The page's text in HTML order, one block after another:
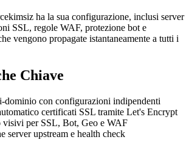
ha la sua configurazione, inclusi server
SSL, regole WAF, protezione bot e
vengono propagate istantaneamente a tutti i
Chiave
dominio con configurazioni indipendenti
certificati SSL tramite Let's Encrypt
visivi per SSL, Bot, Geo e WAF
server upstream e health check